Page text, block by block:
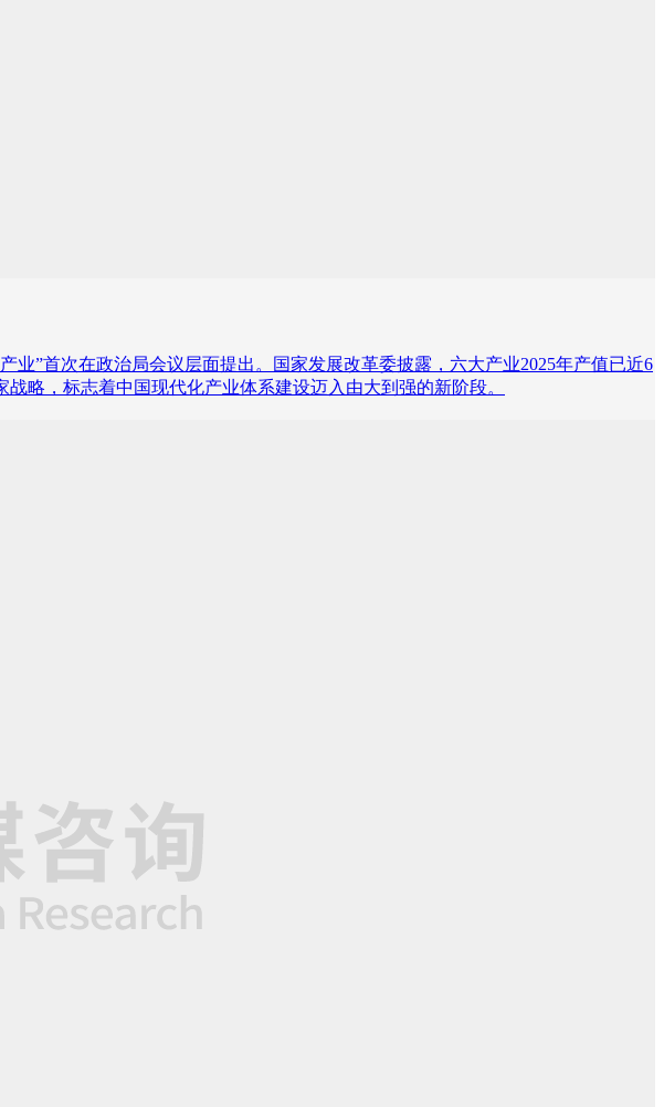
”首次在政治局会议层面提出。国家发展改革委披露，六大产业2025年产值已近6
略，标志着中国现代化产业体系建设迈入由大到强的新阶段。